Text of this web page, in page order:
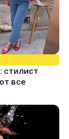
стилист
все